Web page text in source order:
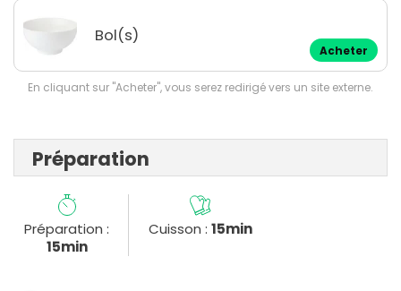
Bol(s)
Acheter
En cliquant sur "Acheter", vous serez redirigé vers un site externe.
Préparation
Préparation :
15min
Cuisson : 15min